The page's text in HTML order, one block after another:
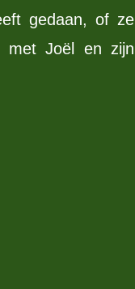
gedaan, of ze
Joël en zijn